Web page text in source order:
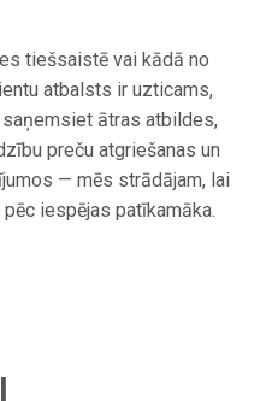
tiešsaistē vai kādā no
atbalsts ir uzticams,
ātras atbildes,
preču atgriešanas un
— mēs strādājam, lai
iespējas patīkamāka.